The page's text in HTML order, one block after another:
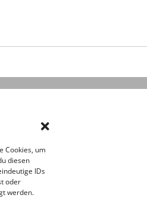
Cookies, um
diesen
IDs
oder
werden.